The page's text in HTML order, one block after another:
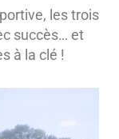
les trois
succès… et
à la clé !